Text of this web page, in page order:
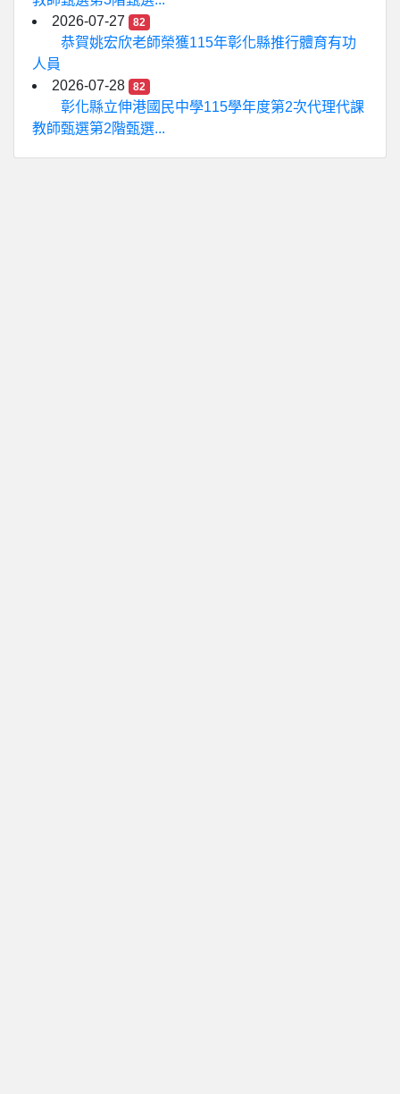
2026-07-27
82
恭賀姚宏欣老師榮獲115年彰化縣推行體育有功
人員
2026-07-28
82
彰化縣立伸港國民中學115學年度第2次代理代課
教師甄選第2階甄選...